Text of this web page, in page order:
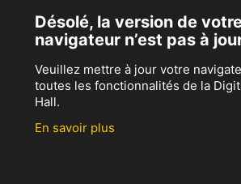
Désolé, la version de
navigateur n’est pas à
Veuillez mettre à jour votre
toutes les fonctionnalités de la
Hall.
En savoir plus